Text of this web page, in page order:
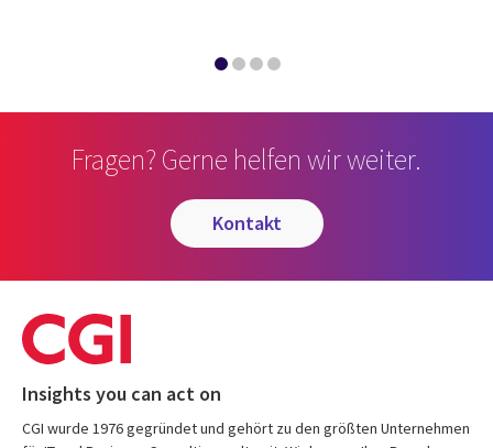
Fragen? Gerne helfen wir weiter.
kontakt
Insights you can act on
CGI wurde 1976 gegründet und gehört zu den größten Unternehmen